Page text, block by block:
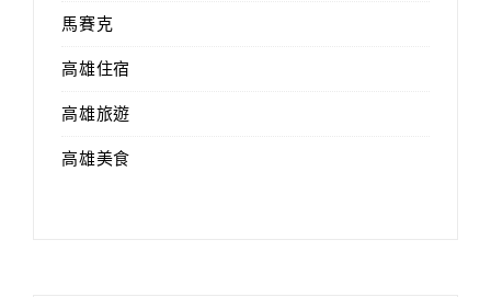
馬賽克
高雄住宿
高雄旅遊
高雄美食